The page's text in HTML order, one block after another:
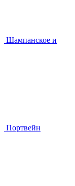
Шампанское и
Портвейн